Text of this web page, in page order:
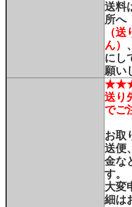
送料
所へ
（
ん）
にし
願い
送り
でご
お取
送便
金な
す。
大変
細は